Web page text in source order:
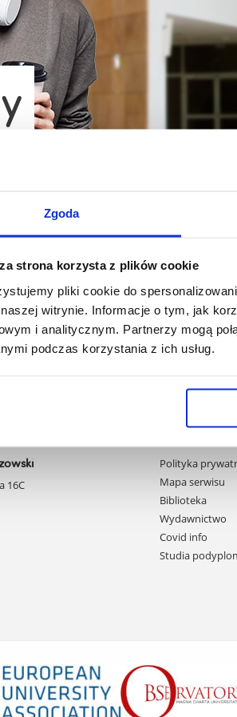
Zgoda
strona korzysta z plików cookie
pliki cookie do
witrynie. Informacje o tym, jak
i analitycznym. Partnerzy mogą
podczas korzystania z ich usług.
I
Sylabusy dla cyklu
stopnia
zobacz więcej
16C
Pomiń
nawigację
i
przejdź
do
treści
Polityka
Mapa serwisu
Biblioteka
Wydawnictwo
Covid info
Studia